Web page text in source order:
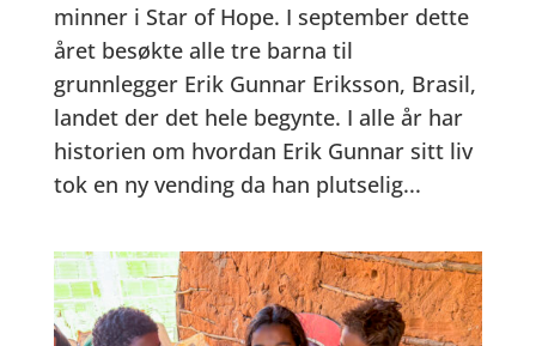
minner i Star of Hope. I september dette
året besøkte alle tre barna til
grunnlegger Erik Gunnar Eriksson, Brasil,
landet der det hele begynte. I alle år har
historien om hvordan Erik Gunnar sitt liv
tok en ny vending da han plutselig...